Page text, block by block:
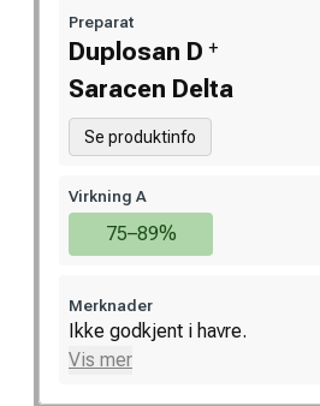
Preparat
Duplosan D +
Saracen Delta
Se produktinfo
Virkning A
75–89%
Merknader
Ikke godkjent i havre.
Vis mer